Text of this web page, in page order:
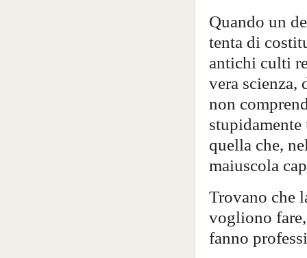
Quando un
tenta di
antichi culti
vera scienza,
non
quella che,
maiuscola
Trovano che
vogliono
fanno